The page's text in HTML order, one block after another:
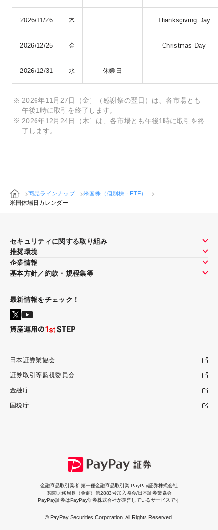
2026/11/26 木 Thanksgiving Day
2026/12/25 金 Christmas Day
2026/12/31 水 休業日
2026年11月27日（金）（感謝祭の翌日）は、各市場とも
午後1時に取引を終了します。
2026年12月24日（木）は、各市場とも午後1時に取引を終
了します。
商品ラインナップ
米国株（個別株・ETF）
米国休場日カレンダー
セキュリティに関する取り組み
推奨環境
企業情報
基本方針／約款・規程集等
最新情報をチェック！
日本証券業協会
証券取引等監視委員会
金融庁
国税庁
金融商品取引業者 第一種金融商品取引業 PayPay証券株式会社
関東財務局長（金商）第2883号加入協会/日本証券業協会
PayPay証券はPayPay証券株式会社が運営しているサービスです
© PayPay Securities Corporation. All Rights Reserved.